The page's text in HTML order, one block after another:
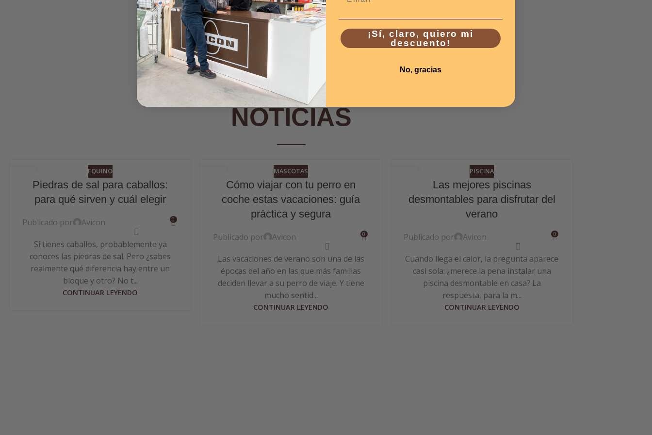
ÚLTIMAS
NOTICIAS
EQUINO
Piedras de sal para caballos:
para qué sirven y cuál elegir
Publicado por Avicon 0
Si tienes caballos, probablemente ya
conoces las piedras de sal. Pero ¿sabes
realmente qué diferencia hay entre un
bloque y otro? No t...
CONTINUAR LEYENDO
MASCOTAS
Cómo viajar con tu perro en
coche estas vacaciones: guía
práctica y segura
Publicado por Avicon 0
Las vacaciones de verano son una de las
épocas del año en las que más familias
deciden llevar a su perro de viaje. Y tiene
mucho sentid...
CONTINUAR LEYENDO
PISCINA
Las mejores piscinas
desmontables para disfrutar del
verano
Publicado por Avicon 0
Cuando llega el calor, la pregunta aparece
casi sola: ¿merece la pena instalar una
piscina desmontable en casa? La
respuesta, para la m...
CONTINUAR LEYENDO
¡Sí, claro, quiero mi
descuento!
No, gracias